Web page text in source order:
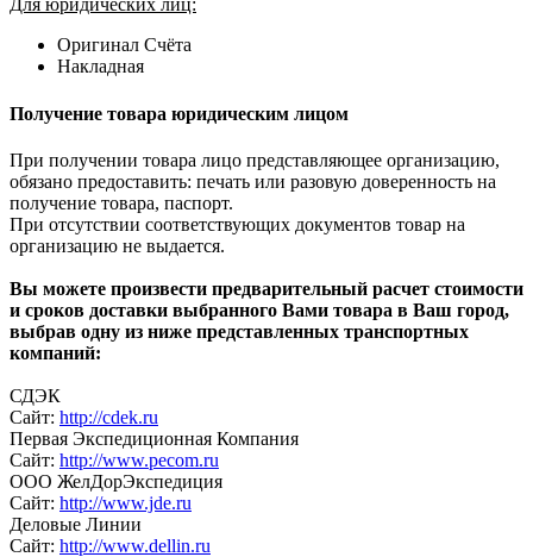
Для юридических лиц:
Оригинал Счёта
Накладная
Получение товара юридическим лицом
При получении товара лицо представляющее организацию,
обязано предоставить: печать или разовую доверенность на
получение товара, паспорт.
При отсутствии соответствующих документов товар на
организацию не выдается.
Вы можете произвести предварительный расчет стоимости
и сроков доставки выбранного Вами товара в Ваш город,
выбрав одну из ниже представленных транспортных
компаний:
СДЭК
Сайт: http://cdek.ru
Первая Экспедиционная Компания
Сайт: http://www.pecom.ru
ООО ЖелДорЭкспедиция
Сайт: http://www.jde.ru
Деловые Линии
Сайт: http://www.dellin.ru